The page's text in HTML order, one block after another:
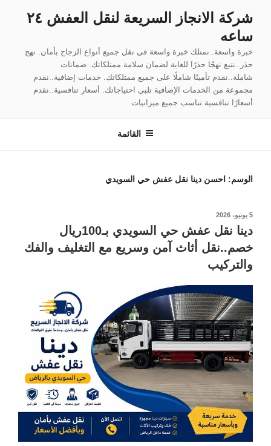
المحتوى
شركة الانجاز السريعة لنقل العفش ٢٤
ساعه
خبرة واسعة..نمتلك خبرة واسعة في نقل جميع أنواع الزجاج بأمان. نهج
حذر..نتبع نهجًا حذرًا للغاية لضمان سلامة ممتلكاتك. ضمانات
شاملة..نقدم تأمينًا شاملًا على جميع ممتلكاتك. خدمات إضافية..نقدم
مجموعة من الخدمات الإضافية تلبي احتياجاتك. أسعار تنافسية..نقدم
أسعارًا تنافسية تناسب جميع ميزانيات
القائمة
الوسم: احسن دينا نقل عفش حي السويدي
نُشر
5 يونيو، 2026
دينا نقل عفش حي السويدي بـ100ريال
خصم..نقل أثاث آمن وسريع مع التغليف والفك
والتركيب